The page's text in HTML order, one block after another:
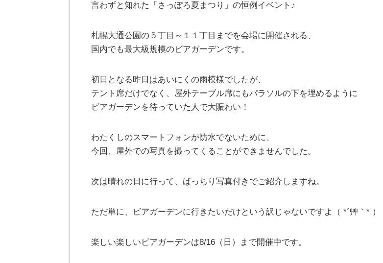
言わずと知れた「さっぽろ夏まつり」の恒例イベント♪
札幌大通公園の５丁目～１１丁目までを会場に開催される、
国内でも最大級規模のビアガーデンです。
初日となる昨日はあいにくの雨模様でしたが、
テント席だけでなく、屋外テーブル席にもパラソルの下を埋めるように
ビアガーデンを待っていた人で大賑わい！
わたくしのスマートフォンが防水でないために、
今回、屋外での写真を撮ってくることができませんでした。
次は晴れの日に行って、ばっちり写真付きでご紹介しますね。
ただ単に、ビアガーデンに行きたいだけという訳じゃないですよ（ *´艸｀* ）
楽しい楽しいビアガーデンは8/16（日）まで開催中です。